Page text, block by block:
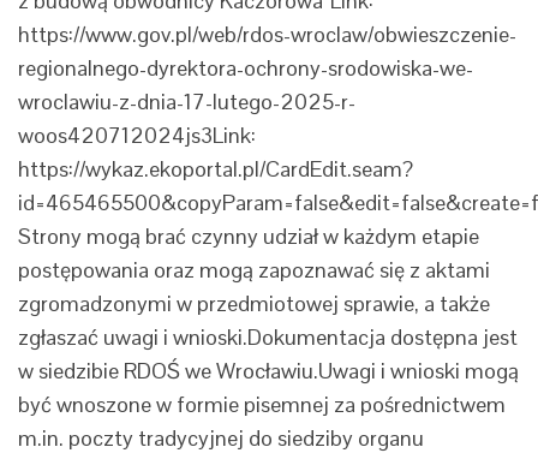
https://www.gov.pl/web/rdos-wroclaw/obwieszczenie-
regionalnego-dyrektora-ochrony-srodowiska-we-
wroclawiu-z-dnia-17-lutego-2025-r-
woos420712024js3Link:
https://wykaz.ekoportal.pl/CardEdit.seam?
Strony mogą brać czynny udział w każdym etapie
postępowania oraz mogą zapoznawać się z aktami
zgromadzonymi w przedmiotowej sprawie, a także
zgłaszać uwagi i wnioski.Dokumentacja dostępna jest
w siedzibie RDOŚ we Wrocławiu.Uwagi i wnioski mogą
być wnoszone w formie pisemnej za pośrednictwem
m.in. poczty tradycyjnej do siedziby organu